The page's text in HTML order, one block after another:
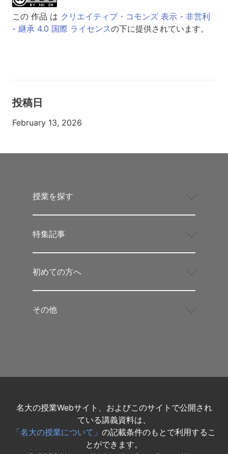
この 作品 は クリエイティブ・コモンズ 表示 - 非営利
- 継承 4.0 国際 ライセンスの下に提供されています。
投稿日
February 13, 2026
授業を探す
特集記事
初めての方へ
その他
名大の授業Webサイト、およびこのサイトで公開され
ている講義資料は、
「名大の授業について」 の記載条件のもとで利用するこ
とができます。